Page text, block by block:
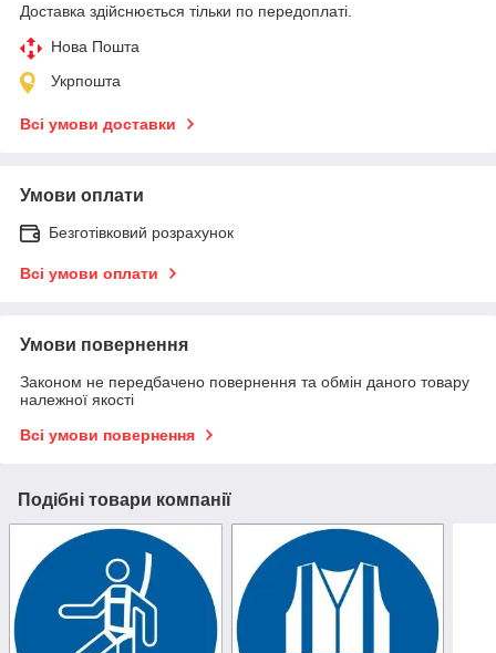
Доставка здійснюється тільки по передоплаті.
Нова Пошта
Укрпошта
Всі умови доставки
Умови оплати
Безготівковий розрахунок
Всі умови оплати
Умови повернення
Законом не передбачено повернення та обмін даного товару
належної якості
Всі умови повернення
Подібні товари компанії